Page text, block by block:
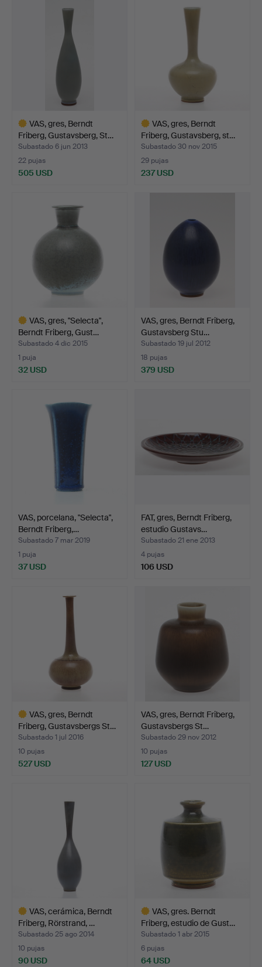
VAS, gres, Berndt
Friberg, Gustavsberg, St…
Subastado 6 jun 2013
22 pujas
505 USD
VAS, gres, Berndt
Friberg, Gustavsberg, st…
Subastado 30 nov 2015
29 pujas
237 USD
VAS, gres, "Selecta",
Berndt Friberg, Gust…
Subastado 4 dic 2015
1 puja
32 USD
VAS, gres, Berndt Friberg,
Gustavsberg Stu…
Subastado 19 jul 2012
18 pujas
379 USD
VAS, porcelana, "Selecta",
Berndt Friberg,…
Subastado 7 mar 2019
1 puja
37 USD
FAT, gres, Berndt Friberg,
estudio Gustavs…
Subastado 21 ene 2013
4 pujas
106 USD
VAS, gres, Berndt
Friberg, Gustavsbergs St…
Subastado 1 jul 2016
10 pujas
527 USD
VAS, gres, Berndt Friberg,
Gustavsbergs St…
Subastado 29 nov 2012
10 pujas
127 USD
VAS, cerámica, Berndt
Friberg, Rörstrand, …
Subastado 25 ago 2014
10 pujas
90 USD
VAS, gres. Berndt
Friberg, estudio de Gust…
Subastado 1 abr 2015
6 pujas
64 USD